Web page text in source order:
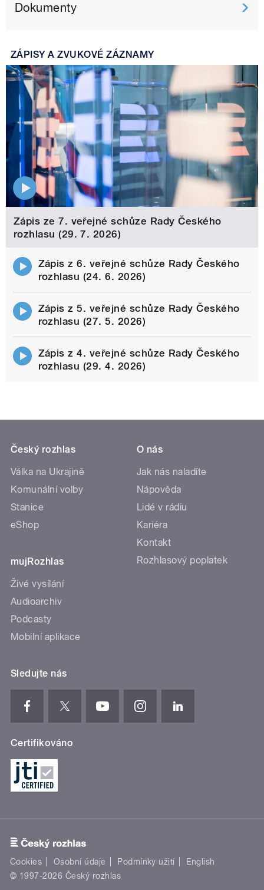
Dokumenty
ZÁPISY A ZVUKOVÉ ZÁZNAMY
Zápis ze 7. veřejné schůze Rady Českého
rozhlasu (29. 7. 2026)
Zápis z 6. veřejné schůze Rady Českého
rozhlasu (24. 6. 2026)
Zápis z 5. veřejné schůze Rady Českého
rozhlasu (27. 5. 2026)
Zápis z 4. veřejné schůze Rady Českého
rozhlasu (29. 4. 2026)
Český rozhlas
Válka na Ukrajině
Komunální volby
Stanice
eShop
mujRozhlas
Živé vysílání
Audioarchiv
Podcasty
Mobilní aplikace
O nás
Jak nás naladíte
Nápověda
Lidé v rádiu
Kariéra
Kontakt
Rozhlasový poplatek
Sledujte nás
Certifikováno
Cookies Osobní údaje Podmínky užití
English
© 1997-2026 Český rozhlas